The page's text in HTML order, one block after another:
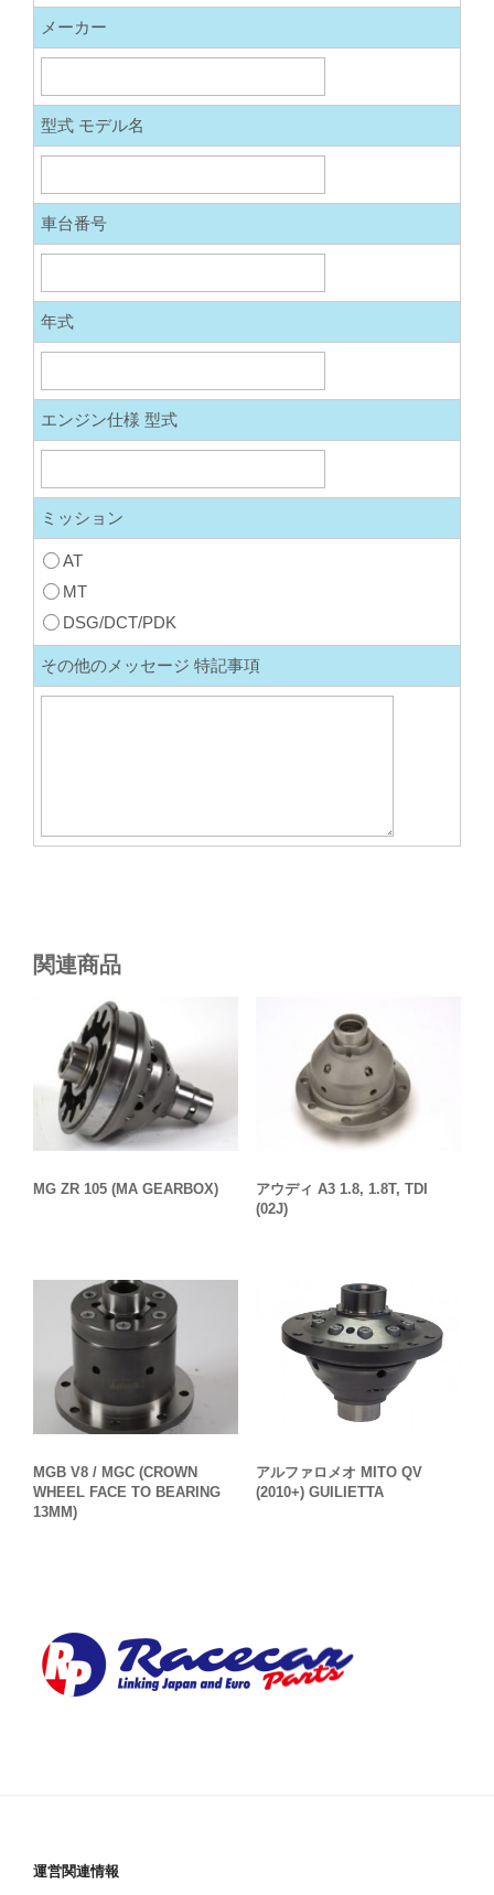
関連商品
MG ZR 105 (MA GEARBOX)
アウディ A3 1.8, 1.8T, TDI
(02J)
MGB V8 / MGC (CROWN
WHEEL FACE TO BEARING
13MM)
アルファロメオ MITO QV
(2010+) GUILIETTA
運営関連情報